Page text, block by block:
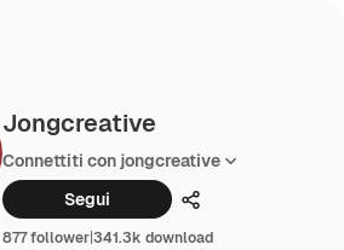
Jongcreative
Connettiti con jongcreative
Segui
Condividi
877 follower|341.3k download